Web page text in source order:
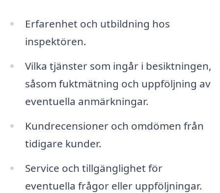
Erfarenhet och utbildning hos
inspektören.
Vilka tjänster som ingår i besiktningen,
såsom fuktmätning och uppföljning av
eventuella anmärkningar.
Kundrecensioner och omdömen från
tidigare kunder.
Service och tillgänglighet för
eventuella frågor eller uppföljningar.